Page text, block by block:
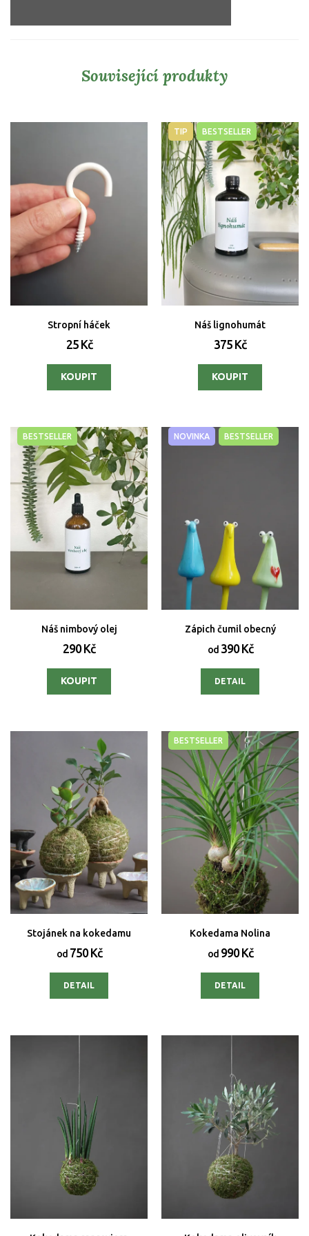
Související produkty
Stropní háček
25 Kč
TIP BESTSELLER
Náš lignohumát
375 Kč
BESTSELLER
Náš nimbový olej
290 Kč
NOVINKA BESTSELLER
Zápich čumil obecný
od390 Kč
DETAIL
Stojánek na kokedamu
od750 Kč
DETAIL
BESTSELLER
Kokedama Nolina
od990 Kč
DETAIL